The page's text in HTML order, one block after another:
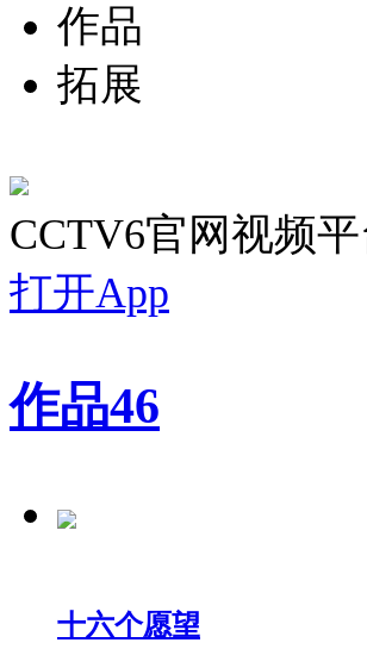
作品
拓展
CCTV6官网视频平
打开App
作品46
十六个愿望